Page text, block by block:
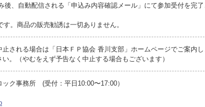
、自動配信される「申込み内容確認メール」にて参加受付を完了
。商品の販売勧誘は一切ありません。
される場合は「日本ＦＰ協会 香川支部」ホームページでご案内し
。（やむをえず予告なく中止する場合もございます）
ク事務所 (受付：平日10:00〜17:00）